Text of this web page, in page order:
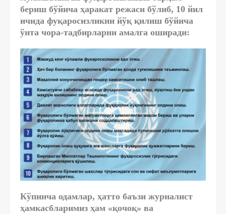
бериш бўйича ҳаракат режаси бўлиб, 10 йил
ичида фуқаросизликни йўқ қилиш бўйича
ўнта чора-тадбирларни амалга оширади:
Кўпинча одамлар, ҳатто баъзи журналист
ҳамкасбларимиз ҳам «қочоқ» ва